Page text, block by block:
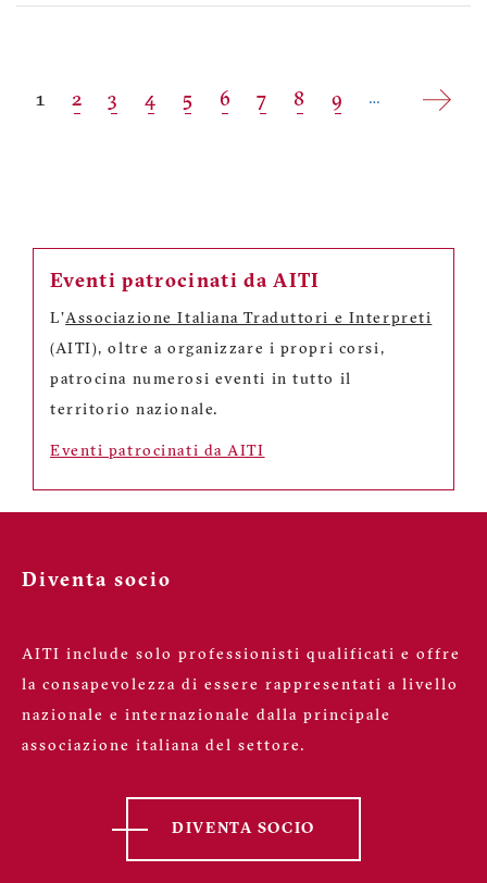
Pagina
1 Pagina
2 Pagina
3 Pagina
4 Pagina
5 Pagina
6 Pagina
7 Pagina
8 Pagina
9 …
Eventi patrocinati da AITI
L'Associazione Italiana Traduttori e Interpreti
(AITI), oltre a organizzare i propri corsi,
patrocina numerosi eventi in tutto il
territorio nazionale.
Eventi patrocinati da AITI
Diventa socio
AITI include solo professionisti qualificati e offre
la consapevolezza di essere rappresentati a livello
nazionale e internazionale dalla principale
associazione italiana del settore.
DIVENTA SOCIO